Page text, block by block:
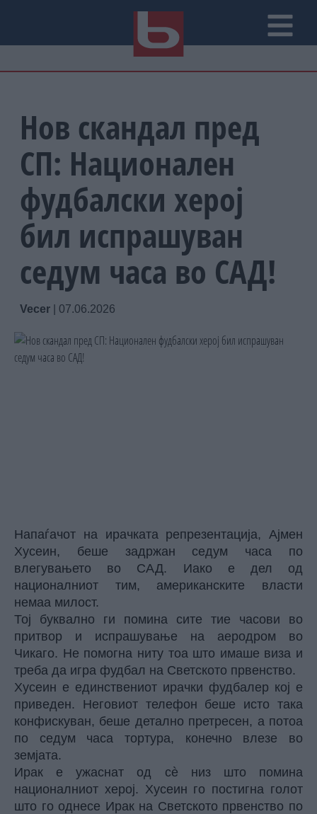
Нов скандал пред
СП: Национален
фудбалски херој
бил испрашуван
седум часа во САД!
Vecer 07.06.2026
Напаѓачот на ирачката репрезентација, Ајмен
Хусеин, беше задржан седум часа по
влегувањето во САД. Иако е дел од
националниот тим, американските власти
немаа милост.
Тој буквално ги помина сите тие часови во
притвор и испрашување на аеродром во
Чикаго. Не помогна ниту тоа што имаше виза и
треба да игра фудбал на Светското првенство.
Хусеин е единствениот ирачки фудбалер кој е
приведен. Неговиот телефон беше исто така
конфискуван, беше детално претресен, а потоа
по седум часа тортура, конечно влезе во
земјата.
Ирак е ужаснат од сè низ што помина
националниот херој. Хусеин го постигна голот
што го однесе Ирак на Светското првенство по